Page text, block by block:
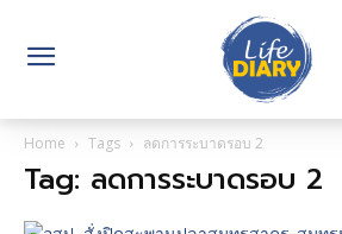
Home Tags ลดการระบาดรอบ 2
Tag: ลดการระบาดรอบ 2